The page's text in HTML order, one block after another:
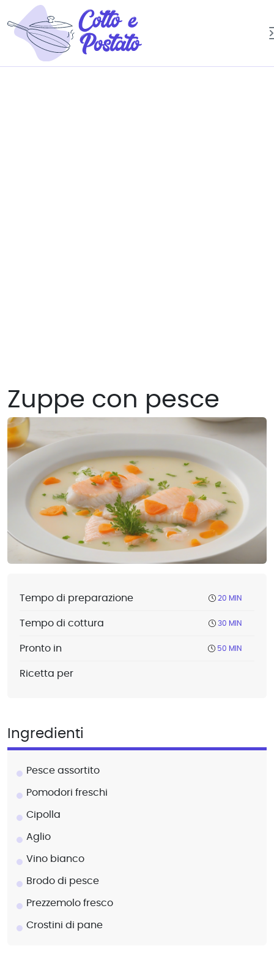
Zuppe con pesce
Tempo di preparazione 20 MIN
Tempo di cottura 30 MIN
Pronto in 50 MIN
Ricetta per
Ingredienti
Pesce assortito
Pomodori freschi
Cipolla
Aglio
Vino bianco
Brodo di pesce
Prezzemolo fresco
Crostini di pane